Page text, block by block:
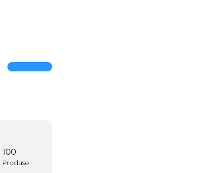
Quick View
150
Produse